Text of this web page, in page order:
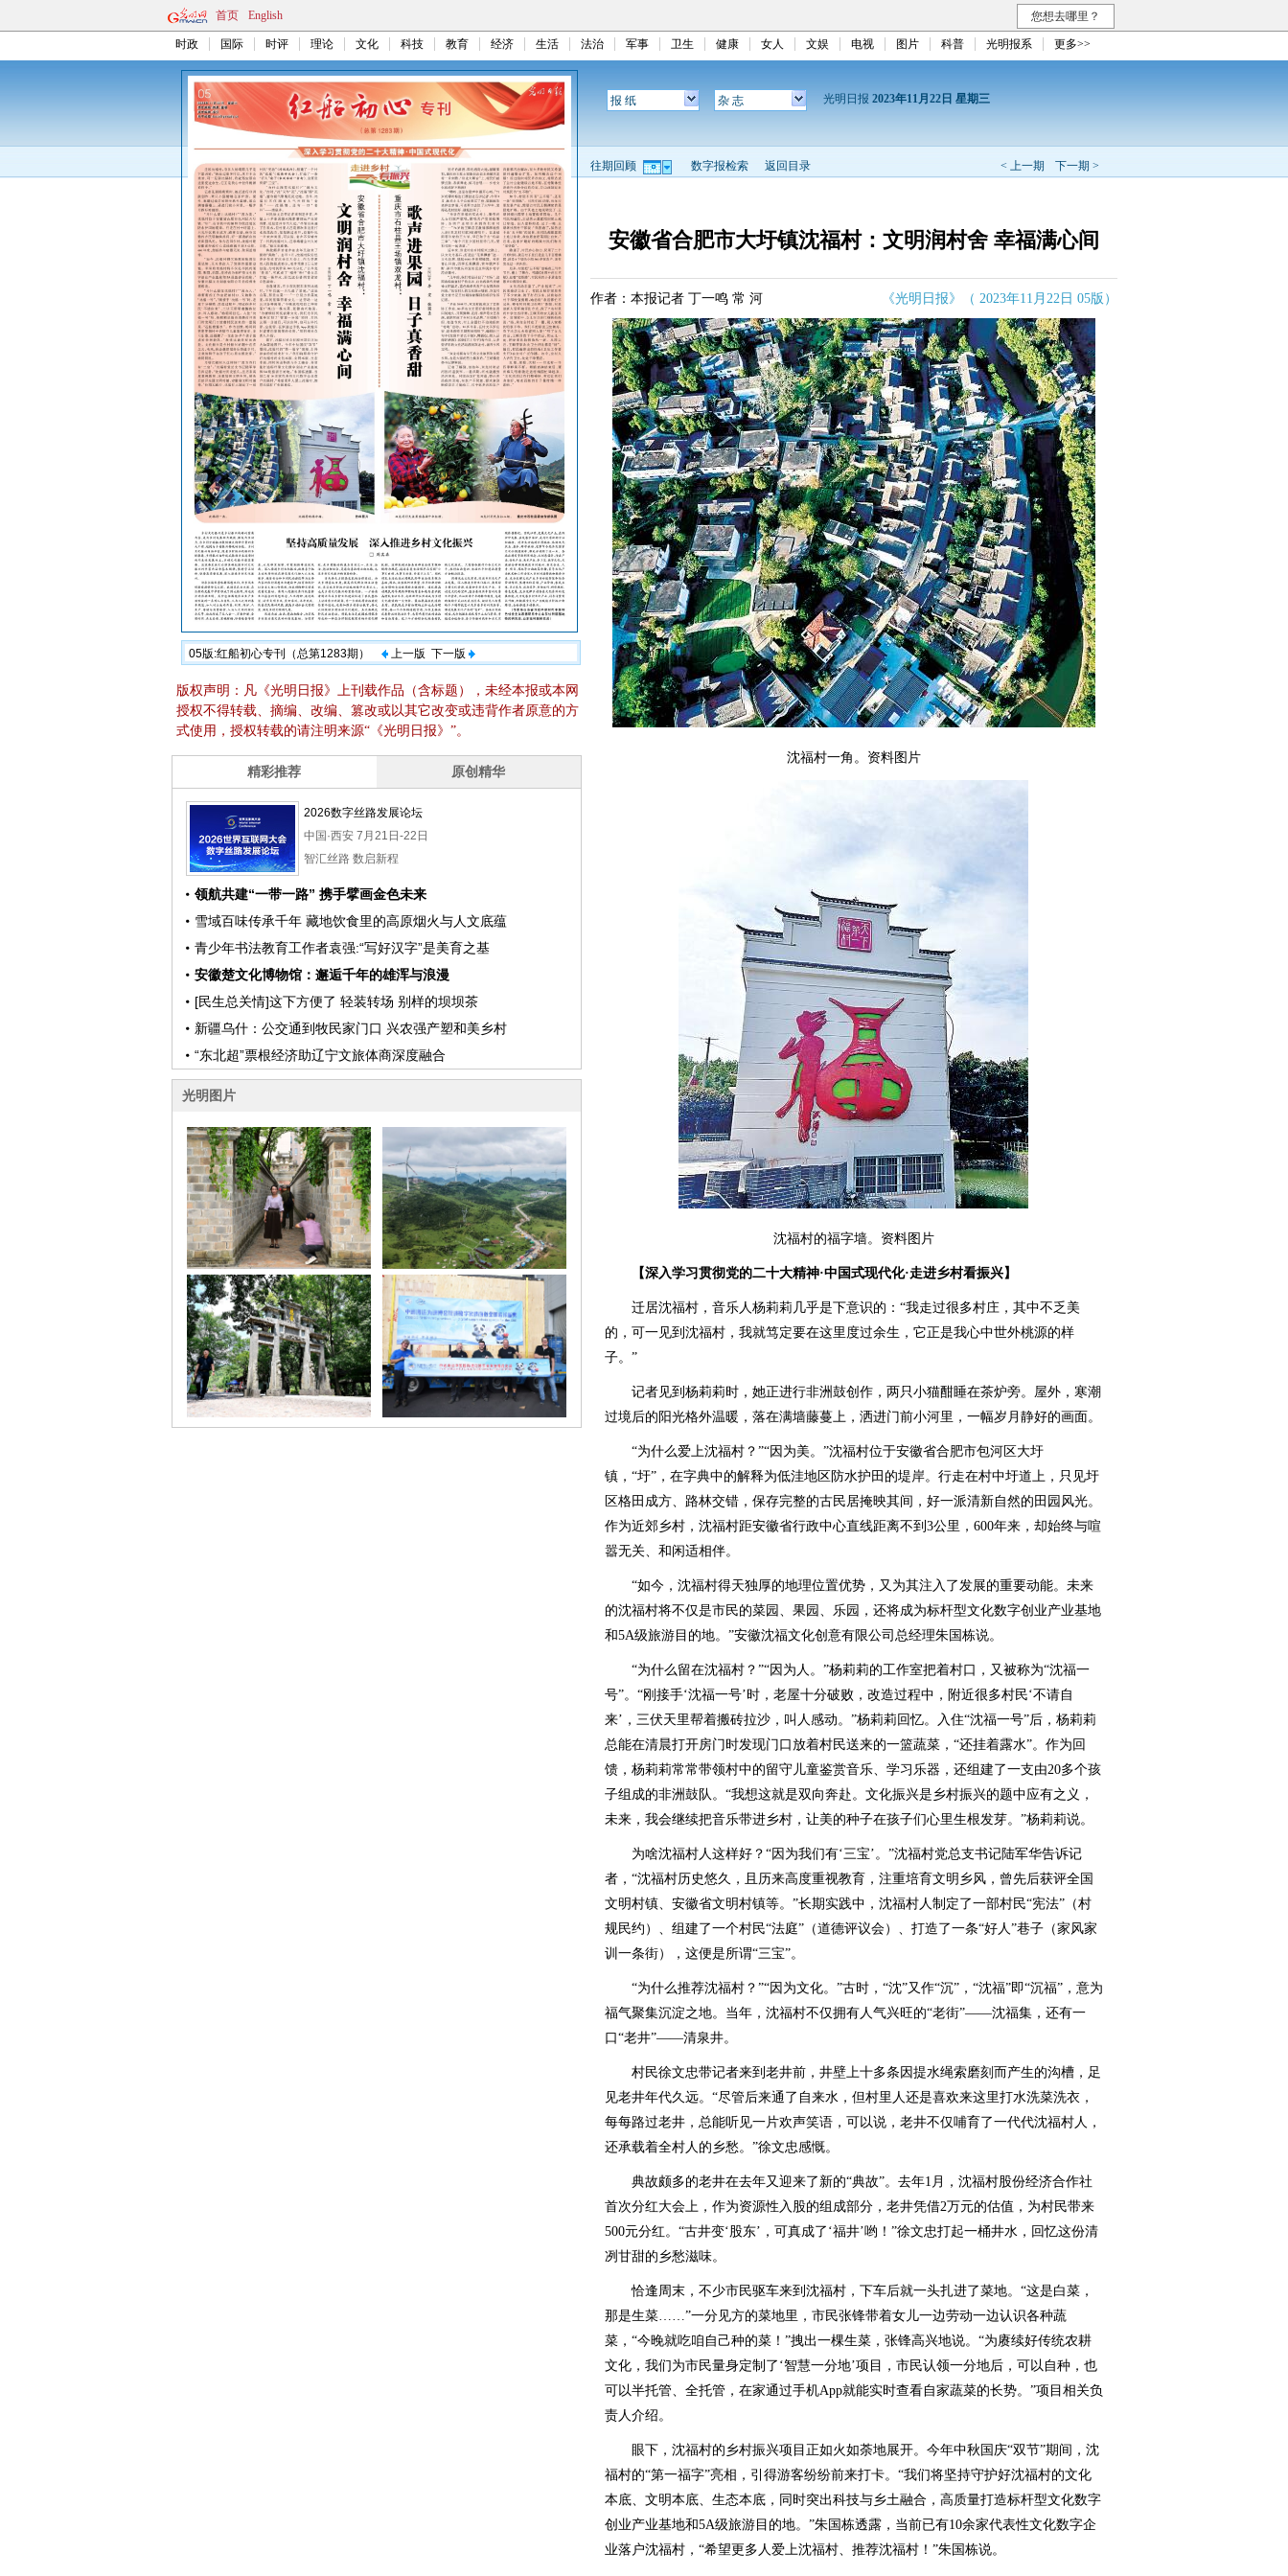
首页 English 您想去哪里？
时政 国际 时评 理论 文化 科技 教育 经济 生活 法治 军事 卫生 健康 女人 文娱 电视 图片 科普 光明报系 更多>>
05版:红船初心专刊（总第1283期） 上一版 下一版
版权声明：凡《光明日报》上刊载作品（含标题），未经本报或本网
授权不得转载、摘编、改编、篡改或以其它改变或违背作者原意的方
式使用，授权转载的请注明来源“《光明日报》”。
报 纸 杂 志 光明日报 2023年11月22日 星期三
< 上一期 下一期 >
往期回顾 数字报检索 返回目录
安徽省合肥市大圩镇沈福村：文明润村舍 幸福满心间
作者：本报记者 丁一鸣 常 河 《光明日报》（ 2023年11月22日 05版）
沈福村一角。资料图片
沈福村的福字墙。资料图片
【深入学习贯彻党的二十大精神·中国式现代化·走进乡村看振兴】
迁居沈福村，音乐人杨莉莉几乎是下意识的：“我走过很多村庄，其中不乏美
的，可一见到沈福村，我就笃定要在这里度过余生，它正是我心中世外桃源的样
子。”
记者见到杨莉莉时，她正进行非洲鼓创作，两只小猫酣睡在茶炉旁。屋外，寒潮
过境后的阳光格外温暖，落在满墙藤蔓上，洒进门前小河里，一幅岁月静好的画面。
“为什么爱上沈福村？”“因为美。”沈福村位于安徽省合肥市包河区大圩
镇，“圩”，在字典中的解释为低洼地区防水护田的堤岸。行走在村中圩道上，只见圩
区格田成方、路林交错，保存完整的古民居掩映其间，好一派清新自然的田园风光。
作为近郊乡村，沈福村距安徽省行政中心直线距离不到3公里，600年来，却始终与喧
嚣无关、和闲适相伴。
“如今，沈福村得天独厚的地理位置优势，又为其注入了发展的重要动能。未来
的沈福村将不仅是市民的菜园、果园、乐园，还将成为标杆型文化数字创业产业基地
和5A级旅游目的地。”安徽沈福文化创意有限公司总经理朱国栋说。
“为什么留在沈福村？”“因为人。”杨莉莉的工作室把着村口，又被称为“沈福一
号”。“刚接手‘沈福一号’时，老屋十分破败，改造过程中，附近很多村民‘不请自
来’，三伏天里帮着搬砖拉沙，叫人感动。”杨莉莉回忆。入住“沈福一号”后，杨莉莉
总能在清晨打开房门时发现门口放着村民送来的一篮蔬菜，“还挂着露水”。作为回
馈，杨莉莉常常带领村中的留守儿童鉴赏音乐、学习乐器，还组建了一支由20多个孩
子组成的非洲鼓队。“我想这就是双向奔赴。文化振兴是乡村振兴的题中应有之义，
未来，我会继续把音乐带进乡村，让美的种子在孩子们心里生根发芽。”杨莉莉说。
为啥沈福村人这样好？“因为我们有‘三宝’。”沈福村党总支书记陆军华告诉记
者，“沈福村历史悠久，且历来高度重视教育，注重培育文明乡风，曾先后获评全国
文明村镇、安徽省文明村镇等。”长期实践中，沈福村人制定了一部村民“宪法”（村
规民约）、组建了一个村民“法庭”（道德评议会）、打造了一条“好人”巷子（家风家
训一条街），这便是所谓“三宝”。
“为什么推荐沈福村？”“因为文化。”古时，“沈”又作“沉”，“沈福”即“沉福”，意为
福气聚集沉淀之地。当年，沈福村不仅拥有人气兴旺的“老街”——沈福集，还有一
口“老井”——清泉井。
村民徐文忠带记者来到老井前，井壁上十多条因提水绳索磨刻而产生的沟槽，足
见老井年代久远。“尽管后来通了自来水，但村里人还是喜欢来这里打水洗菜洗衣，
每每路过老井，总能听见一片欢声笑语，可以说，老井不仅哺育了一代代沈福村人，
还承载着全村人的乡愁。”徐文忠感慨。
典故颇多的老井在去年又迎来了新的“典故”。去年1月，沈福村股份经济合作社
首次分红大会上，作为资源性入股的组成部分，老井凭借2万元的估值，为村民带来
500元分红。“古井变‘股东’，可真成了‘福井’哟！”徐文忠打起一桶井水，回忆这份清
冽甘甜的乡愁滋味。
恰逢周末，不少市民驱车来到沈福村，下车后就一头扎进了菜地。“这是白菜，
那是生菜……”一分见方的菜地里，市民张锋带着女儿一边劳动一边认识各种蔬
菜，“今晚就吃咱自己种的菜！”拽出一棵生菜，张锋高兴地说。“为赓续好传统农耕
文化，我们为市民量身定制了‘智慧一分地’项目，市民认领一分地后，可以自种，也
可以半托管、全托管，在家通过手机App就能实时查看自家蔬菜的长势。”项目相关负
责人介绍。
眼下，沈福村的乡村振兴项目正如火如荼地展开。今年中秋国庆“双节”期间，沈
福村的“第一福字”亮相，引得游客纷纷前来打卡。“我们将坚持守护好沈福村的文化
本底、文明本底、生态本底，同时突出科技与乡土融合，高质量打造标杆型文化数字
创业产业基地和5A级旅游目的地。”朱国栋透露，当前已有10余家代表性文化数字企
业落户沈福村，“希望更多人爱上沈福村、推荐沈福村！”朱国栋说。